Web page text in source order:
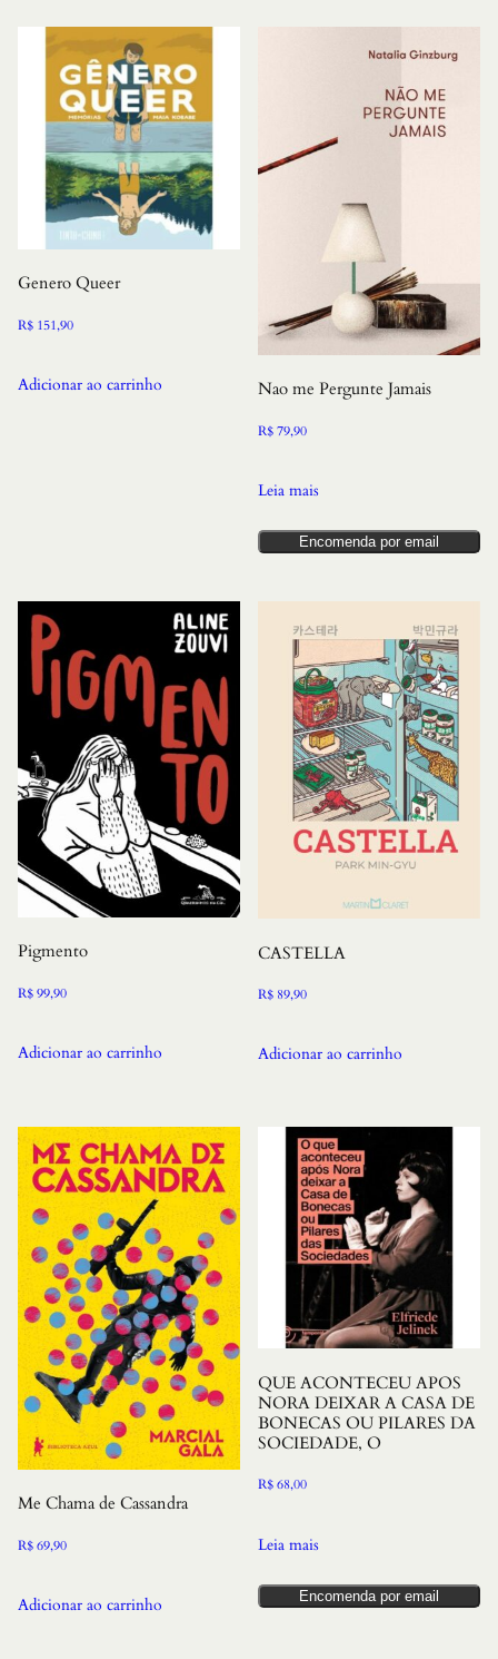
Genero Queer
R$ 151,90
Adicionar ao carrinho Nao me Pergunte Jamais
R$79,90
Leia mais
Encomenda por email
Pigmento
R$99,90
Adicionar ao carrinho
CASTELLA
R$ 89,90
Adicionar ao carrinho
Me Chama de Cassandra
R$69,90
Adicionar ao carrinho
QUE ACONTECEU APOS
NORA DEIXAR A CASA DE
BONECAS OU PILARES DA
SOCIEDADE, O
R$68,00
Leia mais
Encomenda por email